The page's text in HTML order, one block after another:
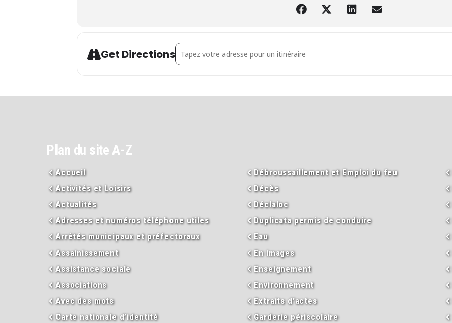
Get DirectionsAddress - Exposition bourse d'oiseaux du club ornithologique []
Plan du site A-Z
Accueil
Activités et Loisirs
Actualités
Adresses et numéros téléphone utiles
Arrêtés municipaux et préfectoraux
Assainissement
Assistance sociale
Associations
Avec des mots
Carte nationale d’identité
Débroussaillement et Emploi du feu
Décès
Déclaloc
Duplicata permis de conduire
Eau
En images
Enseignement
Environnement
Extraits d’actes
Garderie périscolaire